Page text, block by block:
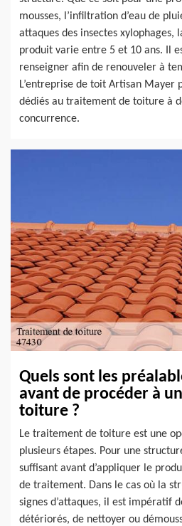
mousses, l’infiltration d’eau de
attaques des insectes xylophages,
produit varie entre 5 et 10 ans. Il
renseigner afin de renouveler à
L’entreprise de toit Artisan Mayer
dédiés au traitement de toiture à
concurrence.
Quels sont les
avant de procéder à
toiture ?
Le traitement de toiture est une
plusieurs étapes. Pour une
suffisant avant d’appliquer le
de traitement. Dans le cas où la
signes d’attaques, il est impératif
détériorés, de nettoyer ou